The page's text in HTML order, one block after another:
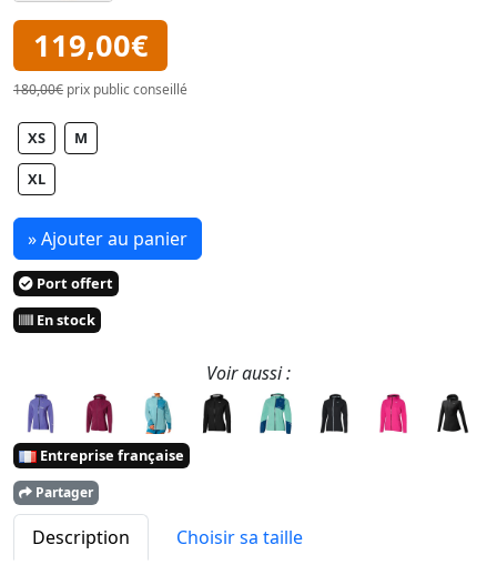
119,00€
180,00€ prix public conseillé
XS M
XL
» Ajouter au panier
Port offert
En stock
Voir aussi :
Entreprise française
Partager
Description
Choisir sa taille